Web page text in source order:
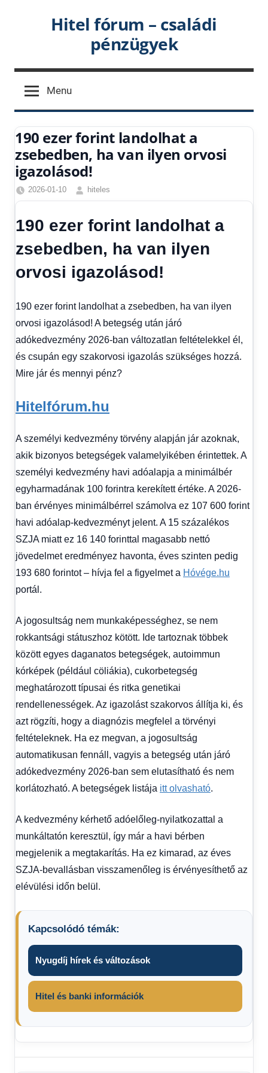
Hitel fórum – családi
pénzügyek
Menu
190 ezer forint landolhat a
zsebedben, ha van ilyen orvosi
igazolásod!
2026-01-10
hiteles
Friss
Gazdaság,
Hírek
1
fórum
190 ezer forint landolhat a
zsebedben, ha van ilyen
orvosi igazolásod!
190 ezer forint landolhat a zsebedben, ha van ilyen
orvosi igazolásod! A betegség után járó
adókedvezmény 2026-ban változatlan feltételekkel él,
és csupán egy szakorvosi igazolás szükséges hozzá.
Mire jár és mennyi pénz?
Hitelfórum.hu
A személyi kedvezmény törvény alapján jár azoknak,
akik bizonyos betegségek valamelyikében érintettek. A
személyi kedvezmény havi adóalapja a minimálbér
egyharmadának 100 forintra kerekített értéke. A 2026-
ban érvényes minimálbérrel számolva ez 107 600 forint
havi adóalap-kedvezményt jelent. A 15 százalékos
SZJA miatt ez 16 140 forinttal magasabb nettó
jövedelmet eredményez havonta, éves szinten pedig
193 680 forintot – hívja fel a figyelmet a Hóvége.hu
portál.
A jogosultság nem munkaképességhez, se nem
rokkantsági státuszhoz kötött. Ide tartoznak többek
között egyes daganatos betegségek, autoimmun
kórképek (például cöliákia), cukorbetegség
meghatározott típusai és ritka genetikai
rendellenességek. Az igazolást szakorvos állítja ki, és
azt rögzíti, hogy a diagnózis megfelel a törvényi
feltételeknek. Ha ez megvan, a jogosultság
automatikusan fennáll, vagyis a betegség után járó
adókedvezmény 2026-ban sem elutasítható és nem
korlátozható. A betegségek listája itt olvasható.
A kedvezmény kérhető adóelőleg-nyilatkozattal a
munkáltatón keresztül, így már a havi bérben
megjelenik a megtakarítás. Ha ez kimarad, az éves
SZJA-bevallásban visszamenőleg is érvényesíthető az
elévülési időn belül.
Kapcsolódó témák:
Nyugdíj hírek és változások
Hitel és banki információk